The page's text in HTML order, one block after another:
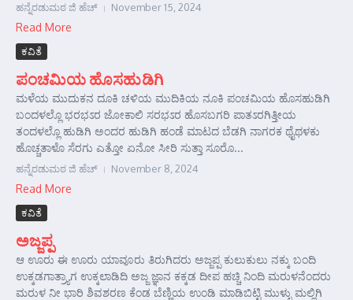
ಹನ್ನೆರಡುಮಠ ಜಿ ಹೆಚ್ November 15, 2024
Read More
ಕವಿತೆ
ಪಂಚಮಿಯ ಹೊಸಹುಡಿಗಿ
ಮಳೆಯ ಮುದುಕನ ದೂಕಿ ಚಳಿಯ ಮುದಿಕಿಯ ನೂಕಿ ಪಂಚಮಿಯ ಹೊಸಹುಡಿಗಿ
ಬಂದಳಲ್ಲೊ ಭರಭಽರ ಜೋಕಾಲಿ ಸರಭಽರ ಹೊಸಬಗರಿ ಪಾತಽರಗಿತ್ತೀಯ
ತಂದಳಲ್ಲೊ ಹುಡಿಗಿ ಅಂದರ ಹುಡಿಗಿ ಹಂಡೆ ಮಾಟದ ಬೆಡಗಿ ನಾಗರಕ ಥೈಥಳಕು
ಹೊಚ್ಚತಾಳೊ ಸೆರಗು ಎತ್ತೋ ಏನೋ ಸೀರಿ ಸುತ್ತಾ ಸೂರೊ...
ಹನ್ನೆರಡುಮಠ ಜಿ ಹೆಚ್ November 8, 2024
Read More
ಕವಿತೆ
ಅಜ್ಜಪ್ಪ
ಆ ಊರು ಈ ಊರು ಯಾವೂರು ತಿರುಗಿದರು ಅಜ್ಜಪ್ಪ ಕುಲುಕುಲು ನಕ್ಕು ಬಂದಿ
ಉಕ್ಕಡಗಾತ್ರ್ಯಾಗ ಉಕ್ಕಲಾಡಿದಿ ಅಜ್ಜ ಜ್ಞಾನ ಕಕ್ಕಡ ದೀಪ ಹಚ್ಚಿ ನಿಂದಿ ಮರುಳನೆಂದರು
ಮರುಳ ನೀ ಭಾರಿ ಶಿವಶರಣ ಕೆಂಡ ಬೆಣ್ಣಿಯ ಉಂಡಿ ಮಾಡಿಬಿಟ್ಟಿ ಮುಳ್ಳು ಮಲ್ಲಿಗಿ